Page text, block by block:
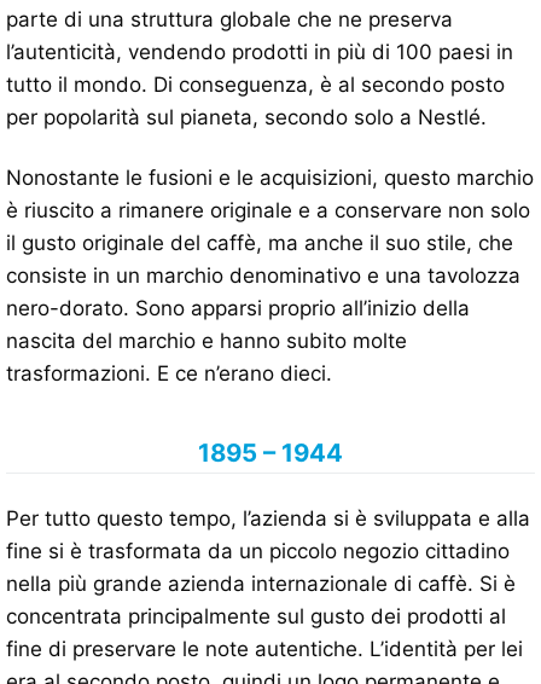
parte di una struttura globale che ne preserva
l’autenticità, vendendo prodotti in più di 100 paesi in
tutto il mondo. Di conseguenza, è al secondo posto
per popolarità sul pianeta, secondo solo a Nestlé.
Nonostante le fusioni e le acquisizioni, questo marchio
è riuscito a rimanere originale e a conservare non solo
il gusto originale del caffè, ma anche il suo stile, che
consiste in un marchio denominativo e una tavolozza
nero-dorato. Sono apparsi proprio all’inizio della
nascita del marchio e hanno subito molte
trasformazioni. E ce n’erano dieci.
1895 – 1944
Per tutto questo tempo, l’azienda si è sviluppata e alla
fine si è trasformata da un piccolo negozio cittadino
nella più grande azienda internazionale di caffè. Si è
concentrata principalmente sul gusto dei prodotti al
fine di preservare le note autentiche. L’identità per lei